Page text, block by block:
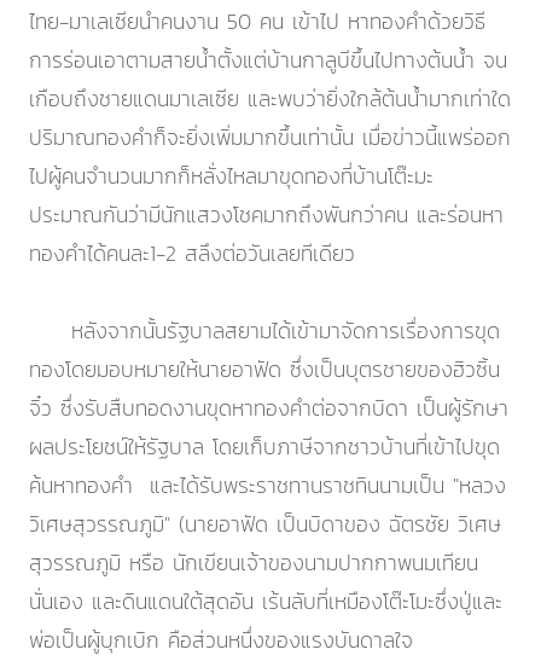
ไทย-มาเลเซียนำคนงาน 50 คน เข้าไป หาทองคำด้วยวิธี
การร่อนเอาตามสายน้ำตั้งแต่บ้านกาลูบีขึ้นไปทางต้นน้ำ จน
เกือบถึงชายแดนมาเลเซีย และพบว่ายิ่งใกล้ต้นน้ำมากเท่าใด
ปริมาณทองคำก็จะยิ่งเพิ่มมากขึ้นเท่านั้น เมื่อข่าวนี้แพร่ออก
ไปผู้คนจำนวนมากก็หลั่งไหลมาขุดทองที่บ้านโต๊ะมะ
ประมาณกันว่ามีนักแสวงโชคมากถึงพันกว่าคน และร่อนหา
ทองคำได้คนละ1-2 สลึงต่อวันเลยทีเดียว
หลังจากนั้นรัฐบาลสยามได้เข้ามาจัดการเรื่องการขุด
ทองโดยมอบหมายให้นายอาฟัด ซึ่งเป็นบุตรชายของฮิวซิ้น
จิ๋ว ซึ่งรับสืบทอดงานขุดหาทองคำต่อจากบิดา เป็นผู้รักษา
ผลประโยชน์ให้รัฐบาล โดยเก็บภาษีจากชาวบ้านที่เข้าไปขุด
ค้นหาทองคำ และได้รับพระราชทานราชทินนามเป็น "หลวง
วิเศษสุวรรณภูมิ" (นายอาฟัด เป็นบิดาของ ฉัตรชัย วิเศษ
สุวรรณภูมิ หรือ นักเขียนเจ้าของนามปากกาพนมเทียน
นั่นเอง และดินแดนใต้สุดอัน เร้นลับที่เหมืองโต๊ะโมะซึ่งปู่และ
พ่อเป็นผู้บุกเบิก คือส่วนหนึ่งของแรงบันดาลใจ